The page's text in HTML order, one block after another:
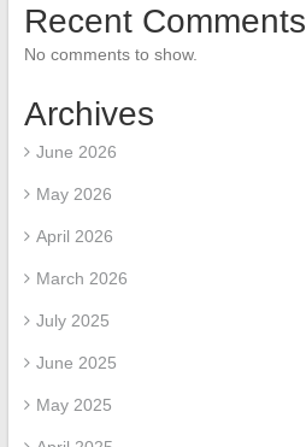
Recent Comments
No comments to show.
Archives
June 2026
May 2026
April 2026
March 2026
July 2025
June 2025
May 2025